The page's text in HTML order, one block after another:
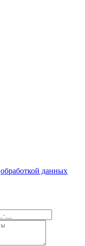
обработкой данных